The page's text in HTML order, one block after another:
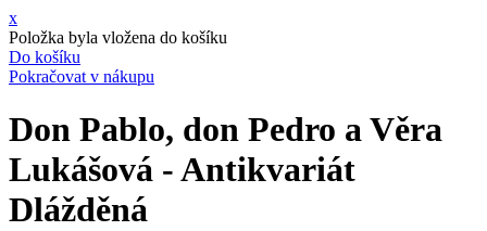
x
Položka byla vložena do košíku
Do košíku
Pokračovat v nákupu
Don Pablo, don Pedro a Věra
Lukášová - Antikvariát
Dlážděná